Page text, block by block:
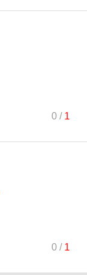
0/ 1
0/ 1